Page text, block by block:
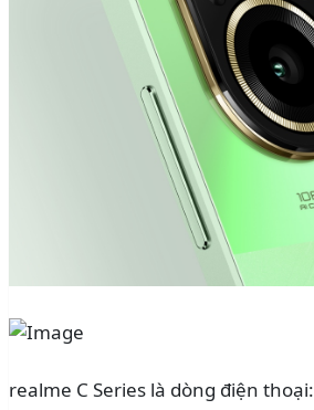
realme C Series là dòng điện thoại: